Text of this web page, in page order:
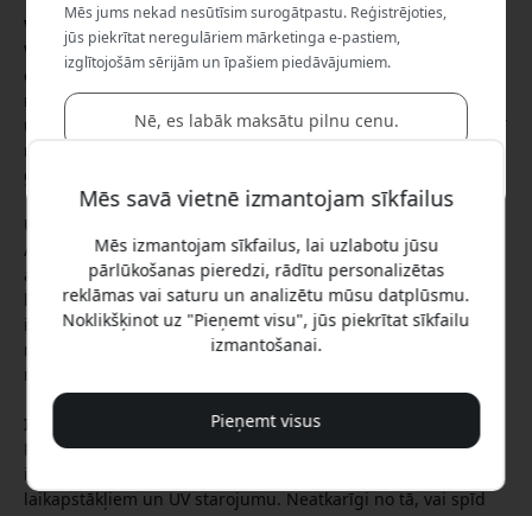
Videi draudzīga enerģija ar saules jaudu
WOOX Smart Camera izceļas ar apņemšanos izmantot zaļo
enerģiju. Kamera ir aprīkota ar 3 W saules paneli, kas
nodrošina nepārtrauktu uzlādi, veicinot energoefektivitāti
un ilgtspēju. Tas ne tikai palīdz veidot zaļāku nākotni, bet arī
nodrošina, ka jūsu drošības sistēma vienmēr ir uzlādēta un
gatava darbam.
Uzlabotas novērošanas funkcijas
Ar 2K 3MP Full HD izvadi un PTZ vadību kamera nodrošina
asus attēlus un ļauj attālināti pielāgot skatu, lai pārredzētu
katru leņķi. Trīs inovatīvie nakts redzamības režīmi —
infrasarkanais, krāsu nakts un viedais nakts režīms —
nodrošina, ka kamera fiksē katru detaļu pat visdziļākajā
naktī.
Izturīga pret laikapstākļiem
Radīta ilgam kalpošanas laikam, WOOX Smart Camera ir
ieguvusi IP65 sertifikāciju, kas padara to noturīgu pret
laikapstākļiem un UV starojumu. Neatkarīgi no tā, vai spīd
Mēs savā vietnē izmantojam sīkfailus
Mēs izmantojam sīkfailus, lai uzlabotu jūsu
pārlūkošanas pieredzi, rādītu personalizētas
reklāmas vai saturu un analizētu mūsu datplūsmu.
Noklikšķinot uz "Pieņemt visu", jūs piekrītat sīkfailu
izmantošanai.
Pieņemt visus
Mēs jums nekad nesūtīsim surogātpastu. Reģistrējoties,
jūs piekrītat neregulāriem mārketinga e-pastiem,
izglītojošām sērijām un īpašiem piedāvājumiem.
Nē, es labāk maksātu pilnu cenu.